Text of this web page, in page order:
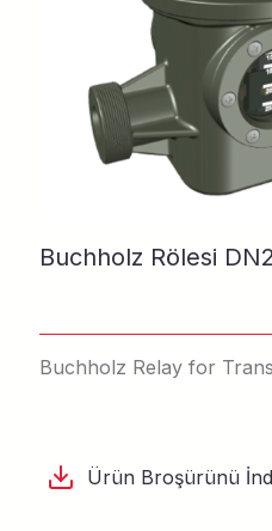
Buchholz Rölesi
Buchholz Relay for
Ürün Broşürünü